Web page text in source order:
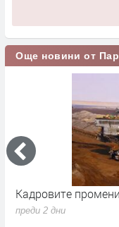
Още новини от